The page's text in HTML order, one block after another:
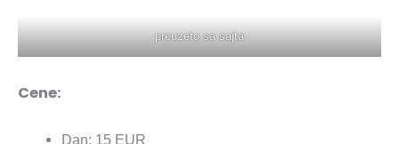
preuzeto sa sajta
Cene:
Dan: 15 EUR